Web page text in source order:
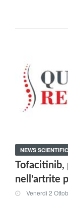
NEWS
nell'artrite
Venerdi 2